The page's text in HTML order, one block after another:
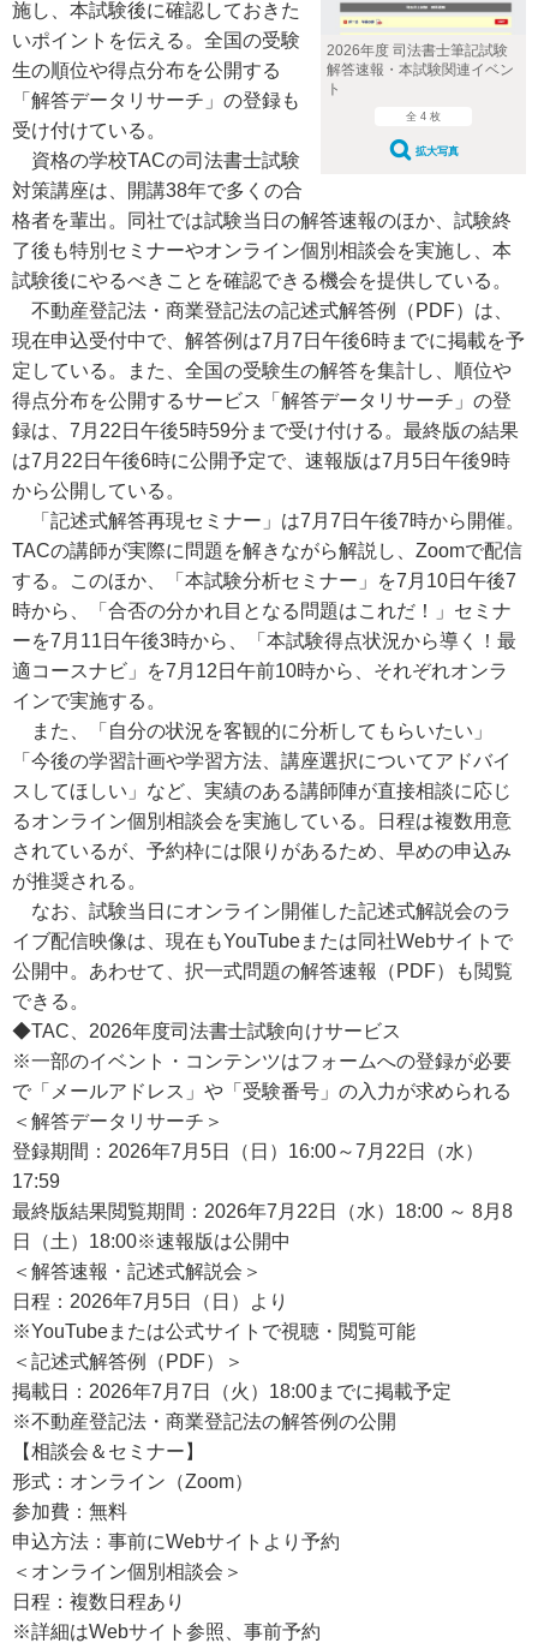
2026年度 司法書士筆記試験
解答速報・本試験関連イベン
ト
全 4 枚
拡大写真
施し、本試験後に確認しておきた
いポイントを伝える。全国の受験
生の順位や得点分布を公開する
「解答データリサーチ」の登録も
受け付けている。
資格の学校TACの司法書士試験
対策講座は、開講38年で多くの合
格者を輩出。同社では試験当日の解答速報のほか、試験終
了後も特別セミナーやオンライン個別相談会を実施し、本
試験後にやるべきことを確認できる機会を提供している。
不動産登記法・商業登記法の記述式解答例（PDF）は、
現在申込受付中で、解答例は7月7日午後6時までに掲載を予
定している。また、全国の受験生の解答を集計し、順位や
得点分布を公開するサービス「解答データリサーチ」の登
録は、7月22日午後5時59分まで受け付ける。最終版の結果
は7月22日午後6時に公開予定で、速報版は7月5日午後9時
から公開している。
「記述式解答再現セミナー」は7月7日午後7時から開催。
TACの講師が実際に問題を解きながら解説し、Zoomで配信
する。このほか、「本試験分析セミナー」を7月10日午後7
時から、「合否の分かれ目となる問題はこれだ！」セミナ
ーを7月11日午後3時から、「本試験得点状況から導く！最
適コースナビ」を7月12日午前10時から、それぞれオンラ
インで実施する。
また、「自分の状況を客観的に分析してもらいたい」
「今後の学習計画や学習方法、講座選択についてアドバイ
スしてほしい」など、実績のある講師陣が直接相談に応じ
るオンライン個別相談会を実施している。日程は複数用意
されているが、予約枠には限りがあるため、早めの申込み
が推奨される。
なお、試験当日にオンライン開催した記述式解説会のラ
イブ配信映像は、現在もYouTubeまたは同社Webサイトで
公開中。あわせて、択一式問題の解答速報（PDF）も閲覧
できる。
◆TAC、2026年度司法書士試験向けサービス
※一部のイベント・コンテンツはフォームへの登録が必要
で「メールアドレス」や「受験番号」の入力が求められる
＜解答データリサーチ＞
登録期間：2026年7月5日（日）16:00～7月22日（水）
17:59
最終版結果閲覧期間：2026年7月22日（水）18:00 ～ 8月8
日（土）18:00※速報版は公開中
＜解答速報・記述式解説会＞
日程：2026年7月5日（日）より
※YouTubeまたは公式サイトで視聴・閲覧可能
＜記述式解答例（PDF）＞
掲載日：2026年7月7日（火）18:00までに掲載予定
※不動産登記法・商業登記法の解答例の公開
【相談会＆セミナー】
形式：オンライン（Zoom）
参加費：無料
申込方法：事前にWebサイトより予約
＜オンライン個別相談会＞
日程：複数日程あり
※詳細はWebサイト参照、事前予約